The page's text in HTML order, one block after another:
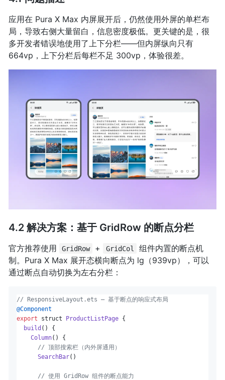
应用在 Pura X Max 内屏展开后，仍然使用外屏的单栏布
局，导致右侧大量留白，信息密度极低。更关键的是，很
多开发者错误地使用了上下分栏——但内屏纵向只有
664vp，上下分栏后每栏不足 300vp，体验很差。
4.2 解决方案：基于 GridRow 的断点分栏
官方推荐使用 GridRow + GridCol
组件内置的断点机
制。Pura X Max 展开态横向断点为 lg（939vp），可以
通过断点自动切换为左右分栏：
// ResponsiveLayout.ets — 基于断点的响应式布局
@Component
export struct ProductListPage {
build ( ) {
Column() {
// 顶部搜索栏（内外屏通用）
SearchBar()
// 使用 GridRow 组件的断点能力